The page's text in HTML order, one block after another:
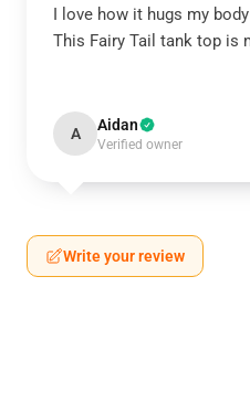
I love how it hugs my
This Fairy Tail tank top is
A Aidan
Verified owner
Write your review